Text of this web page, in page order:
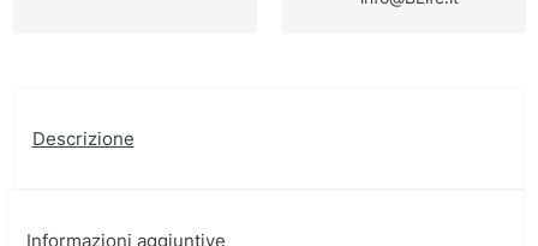
Descrizione
Informazioni aggiuntive